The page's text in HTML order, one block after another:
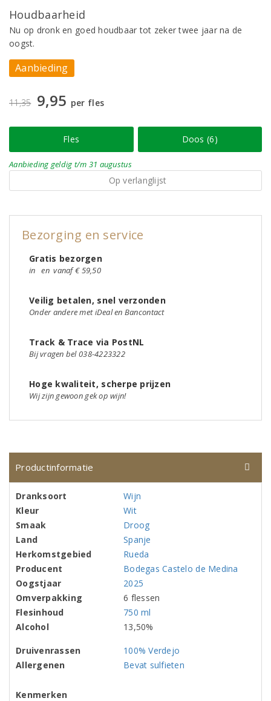
Houdbaarheid
Nu op dronk en goed houdbaar tot zeker twee jaar na de
oogst.
Aanbieding
11,35 9,95 per fles
Fles Doos (6)
Aanbieding geldig t/m 31 augustus
Op verlanglijst
Bezorging en service
Gratis bezorgen
in en vanaf € 59,50
Veilig betalen, snel verzonden
Onder andere met iDeal en Bancontact
Track & Trace via PostNL
Bij vragen bel 038-4223322
Hoge kwaliteit, scherpe prijzen
Wij zijn gewoon gek op wijn!
Productinformatie
Dranksoort
Wijn
Kleur
Wit
Smaak
Droog
Land
Spanje
Herkomstgebied
Rueda
Producent
Bodegas Castelo de Medina
Oogstjaar
2025
Omverpakking
6 flessen
Flesinhoud
750 ml
Alcohol
13,50%
Druivenrassen
100% Verdejo
Allergenen
Bevat sulfieten
Kenmerken